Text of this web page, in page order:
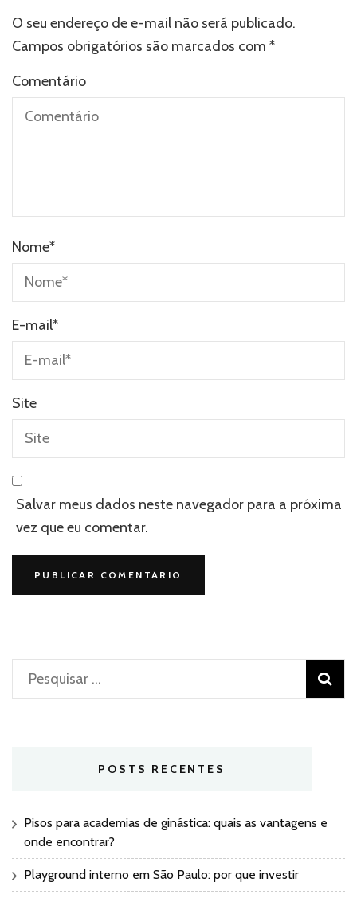
O seu endereço de e-mail não será publicado.
Campos obrigatórios são marcados com *
Comentário
Nome*
E-mail*
Site
Salvar meus dados neste navegador para a próxima
vez que eu comentar.
Pesquisar
por:
POSTS RECENTES
Pisos para academias de ginástica: quais as vantagens e
onde encontrar?
Playground interno em São Paulo: por que investir